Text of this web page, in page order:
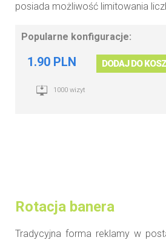
posiada możliwość limitowania
Popularne konfiguracje:
1.90 PLN DODAJ DO
1000 wizyt
Rotacja banera
Tradycyjna forma reklamy w